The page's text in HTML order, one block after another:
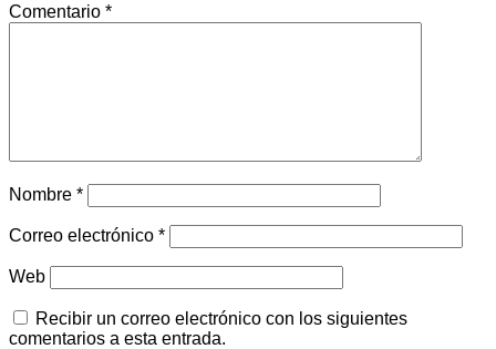
Comentario *
Nombre *
Correo electrónico *
Web
Recibir un correo electrónico con los siguientes
comentarios a esta entrada.